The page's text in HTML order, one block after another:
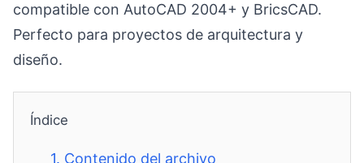
compatible con AutoCAD 2004+ y BricsCAD.
Perfecto para proyectos de arquitectura y
diseño.
Índice
1. Contenido del archivo